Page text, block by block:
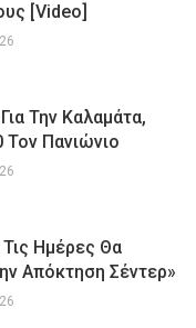
[Video]
Την Καλαμάτα,
Πανιώνιο
Ημέρες Θα
Απόκτηση Σέντερ»